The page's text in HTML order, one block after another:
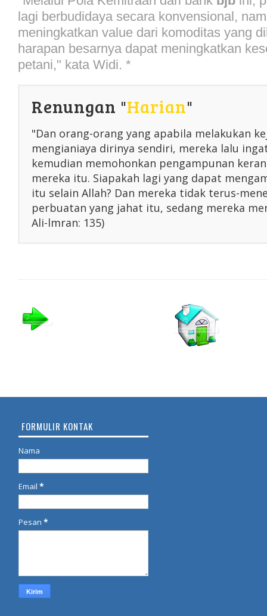
lagi berbudidaya secara konvensional,
meningkatkan value dari komoditas yang
harapan besarnya dapat meningkatkan
petani," kata Widi. *
Renungan "Harian"
"Dan orang-orang yang apabila melakukan
mengianiaya dirinya sendiri, mereka lalu
kemudian memohonkan pengampunan
mereka itu. Siapakah lagi yang dapat
itu selain Allah? Dan mereka tidak terus-
perbuatan yang jahat itu, sedang mereka
Ali-lmran: 135)
FORMULIR KONTAK
Nama
Email *
Pesan *